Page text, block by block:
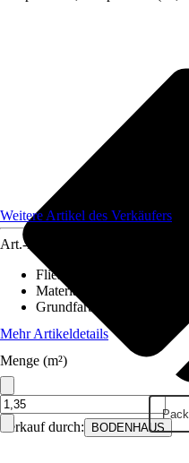
Verkauf durch: BODENHAUS
Weitere Artikel des Verkäufers
Art.-Nr.
Fliesenoberfläche
Material
Grundfarbe
Mehr Artikeldetails
Menge (m²)
Pack